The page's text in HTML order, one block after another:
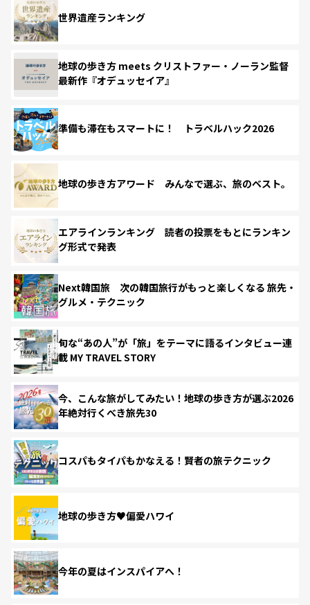
世界遺産ランキング
地球の歩き方 meets クリストファー・ノーラン監督
最新作『オデュッセイア』
準備も滞在もスマートに！ トラベルハック2026
地球の歩き方アワード みんなで選ぶ、旅のベスト。
エアラインランキング 読者の投票をもとにランキン
グ形式で発表
Next韓国旅 次の韓国旅行がもっと楽しくなる 旅先・
グルメ・テクニック
旬な“あの人”が「旅」をテーマに語るインタビュー連
載 MY TRAVEL STORY
今、こんな旅がしてみたい！地球の歩き方が選ぶ2026
年絶対行くべき旅先30
コスパもタイパもかなえる！賢者の旅テクニック
地球の歩き方♥偏愛ハワイ
今年の夏はインスパイアへ！